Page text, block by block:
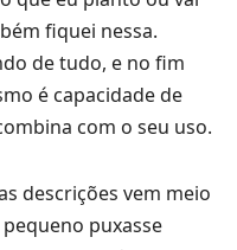
fiquei nessa.
de tudo, e no fim
é capacidade de
com o seu uso.
descrições vem meio
puxasse